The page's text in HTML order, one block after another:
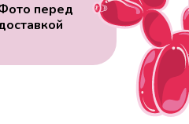
перед